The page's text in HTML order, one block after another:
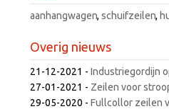
aanhangwagen, schuifzeilen,
Overig nieuws
21-12-2021 - Industriegordijn
27-01-2021 - Zeilen voor
29-05-2020 - Fullcollor zeilen